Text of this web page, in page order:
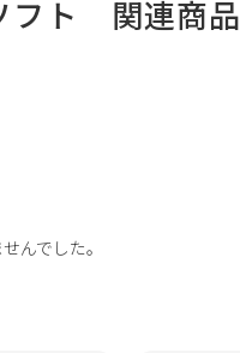
フト 関連商品
んでした。